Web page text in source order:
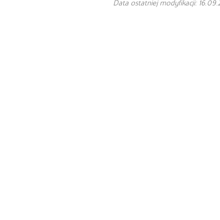
Data ostatniej modyfikacji: